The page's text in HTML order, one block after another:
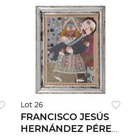
Lot 26
FRANCISCO JESÚS
HERNÁNDEZ PÉREZ.